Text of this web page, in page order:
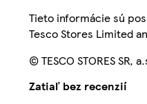
Tieto informácie sú
Tesco Stores Limited
© TESCO STORES SR,
Zatiaľ bez recenzií